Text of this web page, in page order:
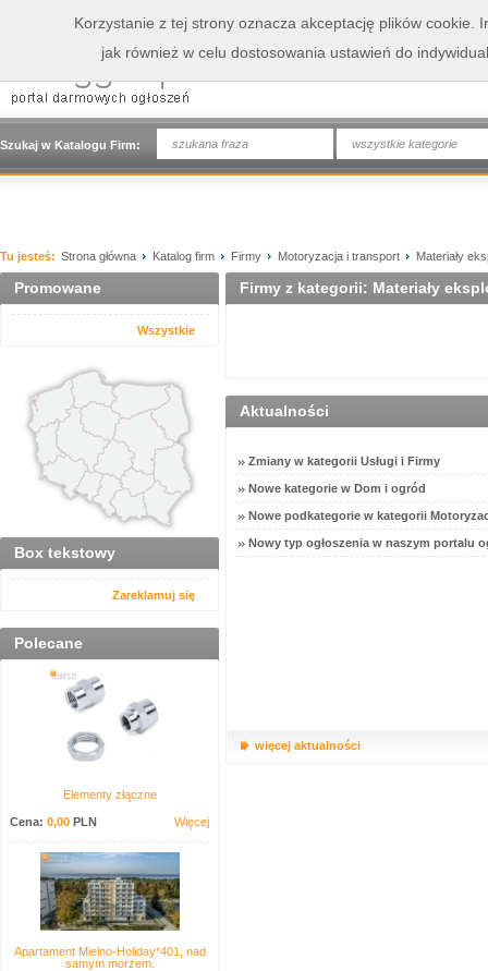
Szukaj w Katalogu Firm: wszystkie kategorie
Tu jesteś: Strona główna Katalog firm Firmy Motoryzacja i transport Materiały
Promowane
Wszystkie
Box tekstowy
Zareklamuj się
Polecane
Elementy złączne
Cena: 0,00 PLN Więcej
Apartament Mielno-Holiday*401, nad
samym morzem.
Firmy z kategorii: Materiały
Aktualności
Zmiany w kategorii Usługi i Firmy
Nowe kategorie w Dom i ogród
Nowe podkategorie w kategorii
Nowy typ ogłoszenia w naszym portalu
więcej aktualności
Korzystanie z tej strony oznacza akceptację plików cookie.
jak również w celu dostosowania ustawień do